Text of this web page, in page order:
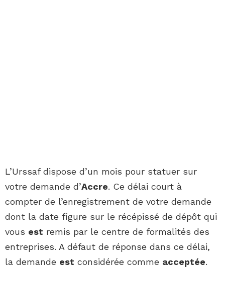
L’Urssaf dispose d’un mois pour statuer sur
votre demande d’Accre. Ce délai court à
compter de l’enregistrement de votre demande
dont la date figure sur le récépissé de dépôt qui
vous est remis par le centre de formalités des
entreprises. A défaut de réponse dans ce délai,
la demande est considérée comme acceptée.